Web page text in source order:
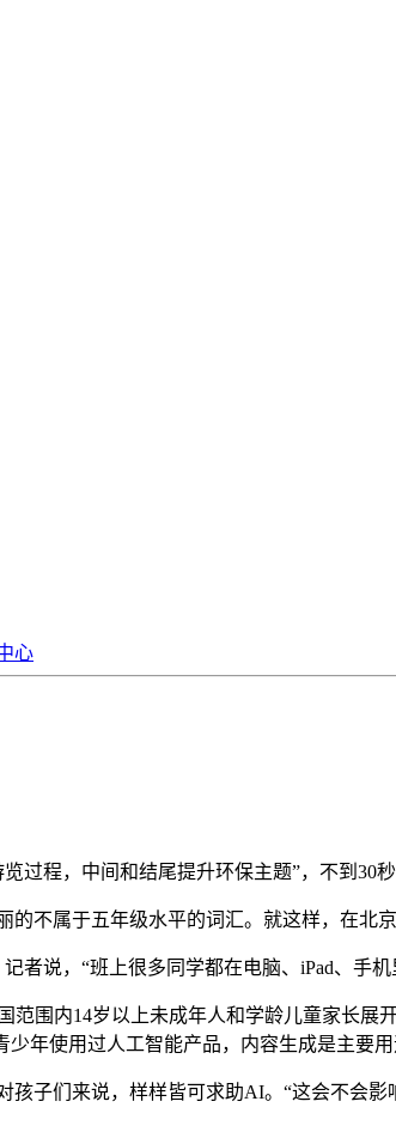
心
程，中间和结尾提升环保主题”，不到30秒
属于五年级水平的词汇。就这样，在北
说，“班上很多同学都在电脑、iPad、手
内14岁以上未成年人和学龄儿童家长展
年使用过人工智能产品，内容生成是主要用
们来说，样样皆可求助AI。“这会不会